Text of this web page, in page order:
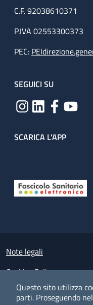
Questo sito utilizza
parti. Proseguendo
C.F. 92038610371
P.IVA 02553300373
PEC:
SEGUICI SU
SCARICA L'APP
Small prints
Note legali
Cookies Policy
Policy privacy e